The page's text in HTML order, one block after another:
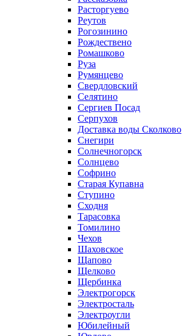
Расторгуево
Реутов
Рогозинино
Рождествено
Ромашково
Руза
Румянцево
Свердловский
Селятино
Сергиев Посад
Серпухов
Доставка воды Сколково
Снегири
Солнечногорск
Солнцево
Софрино
Старая Купавна
Ступино
Сходня
Тарасовка
Томилино
Чехов
Шаховское
Щапово
Щелково
Щербинка
Электрогорск
Электросталь
Электроугли
Юбилейный